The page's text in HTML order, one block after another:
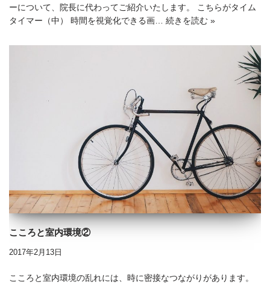
ーについて、院長に代わってご紹介いたします。 こちらがタイム
タイマー（中） 時間を視覚化できる画… 続きを読む »
こころと室内環境②
2017年2月13日
こころと室内環境の乱れには、時に密接なつながりがあります。